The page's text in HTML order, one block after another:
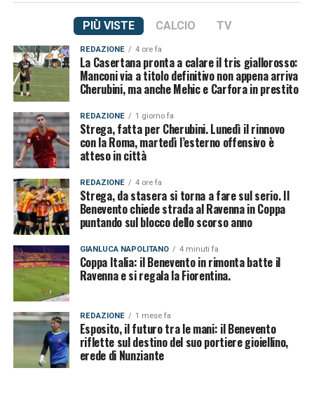
PIÙ VISTE CALCIO TV
REDAZIONE 4 ore fa
La Casertana pronta a calare il tris giallorosso:
Manconi via a titolo definitivo non appena arriva
Cherubini, ma anche Mehic e Carfora in prestito
REDAZIONE 1 giorno fa
Strega, fatta per Cherubini. Lunedì il rinnovo
con la Roma, martedì l’esterno offensivo è
atteso in città
REDAZIONE 4 ore fa
Strega, da stasera si torna a fare sul serio. Il
Benevento chiede strada al Ravenna in Coppa
puntando sul blocco dello scorso anno
GIANLUCA NAPOLITANO 4 minuti fa
Coppa Italia: il Benevento in rimonta batte il
Ravenna e si regala la Fiorentina.
REDAZIONE 1 mese fa
Esposito, il futuro tra le mani: il Benevento
riflette sul destino del suo portiere gioiellino,
erede di Nunziante